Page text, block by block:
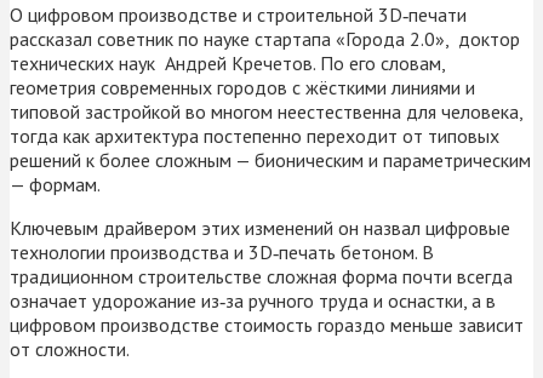
О цифровом производстве и строительной 3D‑печати
рассказал советник по науке стартапа «Города 2.0», доктор
технических наук Андрей Кречетов. По его словам,
геометрия современных городов с жёсткими линиями и
типовой застройкой во многом неестественна для человека,
тогда как архитектура постепенно переходит от типовых
решений к более сложным — бионическим и параметрическим
— формам.
Ключевым драйвером этих изменений он назвал цифровые
технологии производства и 3D‑печать бетоном. В
традиционном строительстве сложная форма почти всегда
означает удорожание из‑за ручного труда и оснастки, а в
цифровом производстве стоимость гораздо меньше зависит
от сложности.